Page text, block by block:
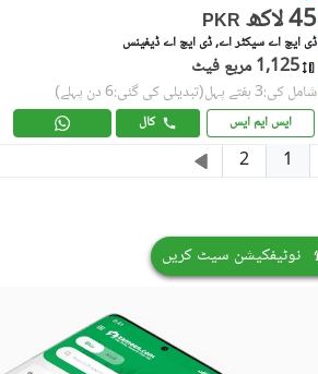
PKR 45 لاکھ
ڈی ایچ اے سیکٹر اے, ڈی ایچ اے ڈیفینس
1,125 مربع فیٹ
شامل کی:3 ہفتے پہل (تبدیلی کی گئی:6 دن پہلے)
ایس ایم ایس کال
1
2
نوٹیفکیشن سیٹ کریں